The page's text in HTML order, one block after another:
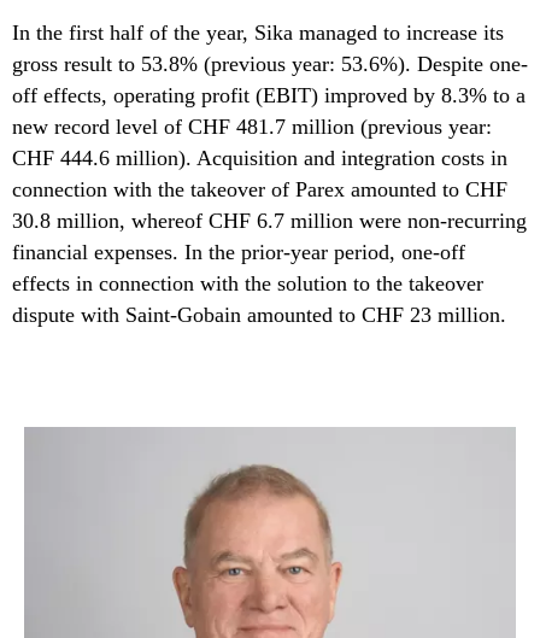
In the first half of the year, Sika managed to increase its
gross result to 53.8% (previous year: 53.6%). Despite one-
off effects, operating profit (EBIT) improved by 8.3% to a
new record level of CHF 481.7 million (previous year:
CHF 444.6 million). Acquisition and integration costs in
connection with the takeover of Parex amounted to CHF
30.8 million, whereof CHF 6.7 million were non-recurring
financial expenses. In the prior-year period, one-off
effects in connection with the solution to the takeover
dispute with Saint-Gobain amounted to CHF 23 million.